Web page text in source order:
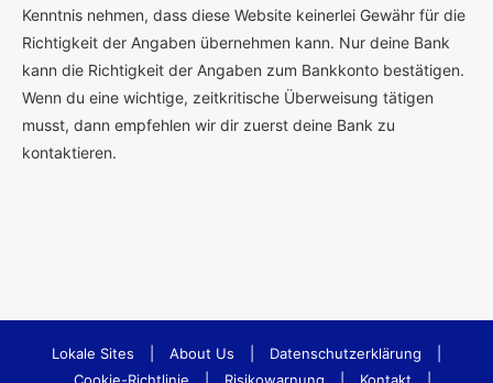
Kenntnis nehmen, dass diese Website keinerlei Gewähr für die
Richtigkeit der Angaben übernehmen kann. Nur deine Bank
kann die Richtigkeit der Angaben zum Bankkonto bestätigen.
Wenn du eine wichtige, zeitkritische Überweisung tätigen
musst, dann empfehlen wir dir zuerst deine Bank zu
kontaktieren.
Lokale Sites About Us Datenschutzerklärung